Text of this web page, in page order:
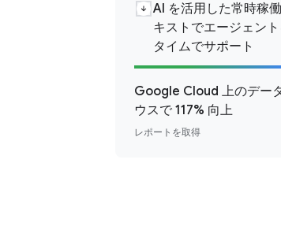
AI を活用した常時稼
キストでエージェン
タイムでサポート
Google Cloud 上のデー
ウスで 117% 向上
レポートを取得